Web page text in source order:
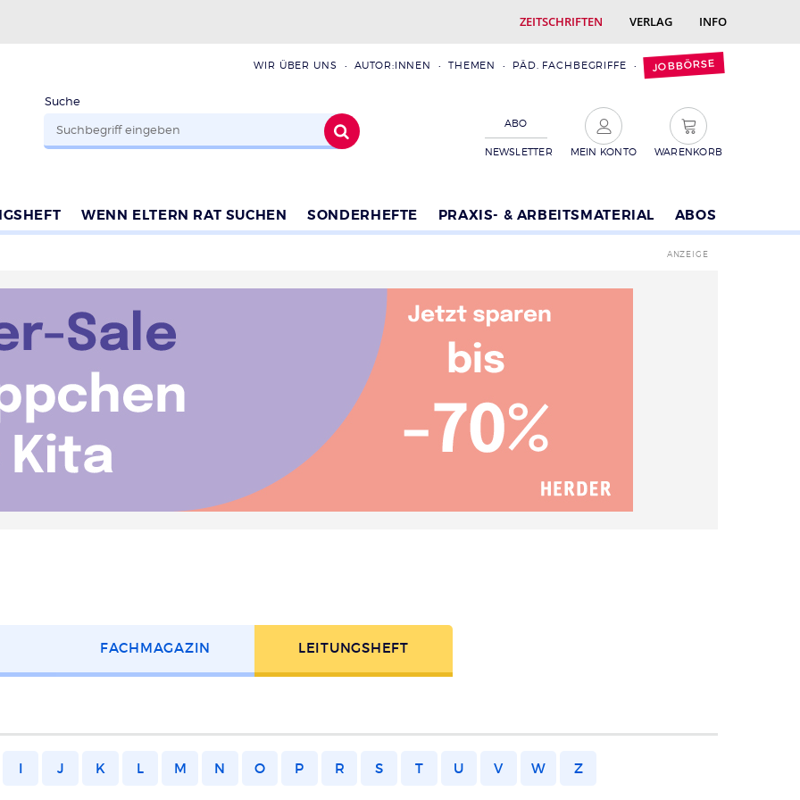
ZEITSCHRIFTEN VERLAG INFO
WIR ÜBER UNS AUTOR:INNEN THEMEN PÄD. FACHBEGRIFFE JOBBÖRSE
Suche
ABO
NEWSLETTER MEIN KONTO WARENKORB
WENN ELTERN RAT SUCHEN SONDERHEFTE PRAXIS- & ARBEITSMATERIAL ABOS
FACH­MAGAZIN LEITUNGS­HEFT
I J K L M N O P R S T U V W Z